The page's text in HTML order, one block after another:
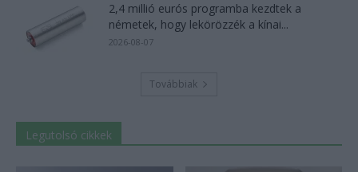
2,4 millió eurós programba kezdtek a
németek, hogy lekörözzék a kínai...
2026-08-07
Továbbiak
Legutolsó cikkek